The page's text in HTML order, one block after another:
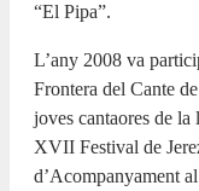
“El Pipa”.
L’any 2008 va
Frontera del Cante
joves cantaores de
XVII Festival de
d’Acompanyament